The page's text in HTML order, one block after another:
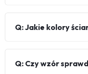
Q: Jakie kolory
Q: Czy wzór